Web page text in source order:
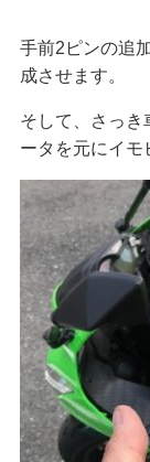
手前2ピンの追
成させます。
そして、さっき
ータを元にイモ